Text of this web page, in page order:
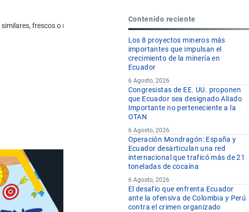
frescos o refrigerados.
Contenido reciente
Los 8 proyectos mineros más
importantes que impulsan el
crecimiento de la minería en
Ecuador
6 Agosto, 2026
Congresistas de EE. UU. proponen
que Ecuador sea designado Aliado
Importante no perteneciente a la
OTAN
6 Agosto, 2026
Operación Mondragón: España y
Ecuador desarticulan una red
internacional que traficó más de 21
toneladas de cocaína
6 Agosto, 2026
El desafío que enfrenta Ecuador
ante la ofensiva de Colombia y Perú
contra el crimen organizado